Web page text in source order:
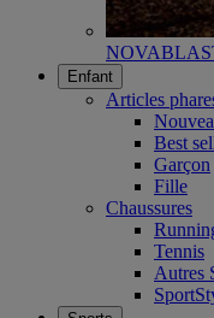
Enfant
Articles
Best
Garçon
Fille
Chaussures
Tennis
Autres